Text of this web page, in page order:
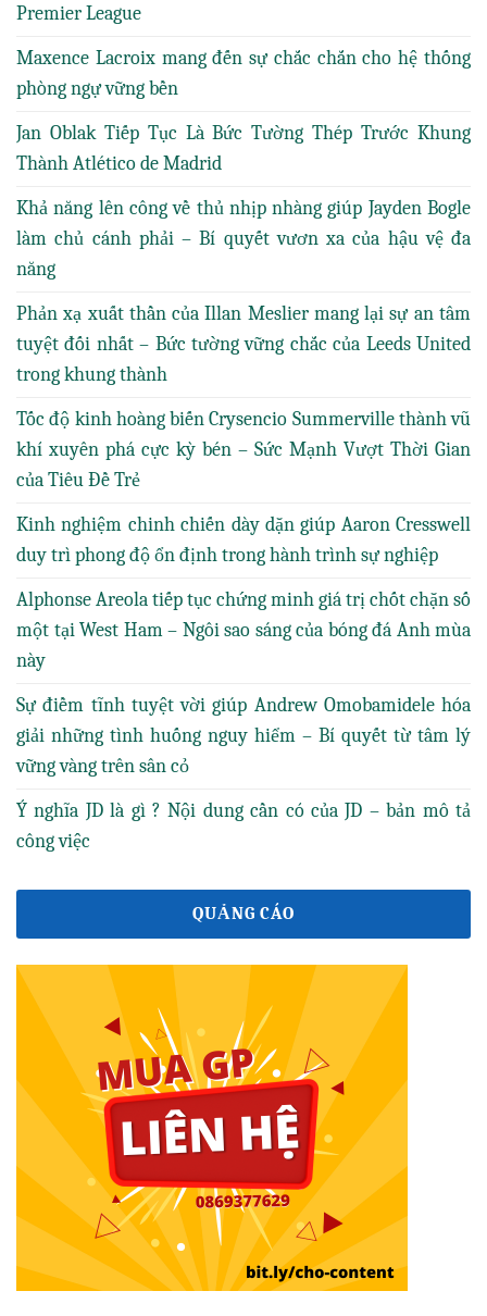
Premier League
Maxence Lacroix mang đến sự chắc chắn cho hệ thống
phòng ngự vững bền
Jan Oblak Tiếp Tục Là Bức Tường Thép Trước Khung
Thành Atlético de Madrid
Khả năng lên công về thủ nhịp nhàng giúp Jayden Bogle
làm chủ cánh phải – Bí quyết vươn xa của hậu vệ đa
năng
Phản xạ xuất thần của Illan Meslier mang lại sự an tâm
tuyệt đối nhất – Bức tường vững chắc của Leeds United
trong khung thành
Tốc độ kinh hoàng biến Crysencio Summerville thành vũ
khí xuyên phá cực kỳ bén – Sức Mạnh Vượt Thời Gian
của Tiêu Đề Trẻ
Kinh nghiệm chinh chiến dày dặn giúp Aaron Cresswell
duy trì phong độ ổn định trong hành trình sự nghiệp
Alphonse Areola tiếp tục chứng minh giá trị chốt chặn số
một tại West Ham – Ngôi sao sáng của bóng đá Anh mùa
này
Sự điềm tĩnh tuyệt vời giúp Andrew Omobamidele hóa
giải những tình huống nguy hiểm – Bí quyết từ tâm lý
vững vàng trên sân cỏ
Ý nghĩa JD là gì ? Nội dung cần có của JD – bản mô tả
công việc
QUẢNG CÁO